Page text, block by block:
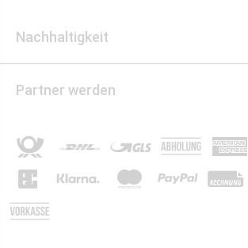
Nachhaltigkeit
Partner werden